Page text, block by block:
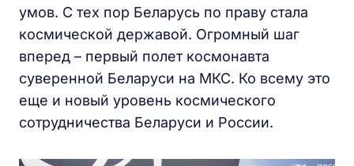
умов. С тех пор Беларусь по праву стала
космической державой. Огромный шаг
вперед – первый полет космонавта
суверенной Беларуси на МКС. Ко всему это
еще и новый уровень космического
сотрудничества Беларуси и России.